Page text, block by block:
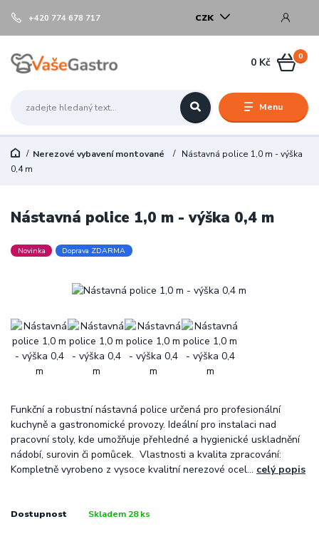
Menu
CZK
+420 774 678 717
0
0 Kč
Nerezové vybavení montované
Nástavná police 1,0 m - výška
0,4 m
Nástavná police 1,0 m - výška 0,4 m
Novinka Doprava ZDARMA
Funkční a robustní nástavná police určená pro profesionální
kuchyně a gastronomické provozy. Ideální pro instalaci nad
pracovní stoly, kde umožňuje přehledné a hygienické uskladnění
nádobí, surovin či pomůcek. Vlastnosti a kvalita zpracování:
Kompletně vyrobeno z vysoce kvalitní nerezové ocel... celý popis
Dostupnost Skladem 28 ks